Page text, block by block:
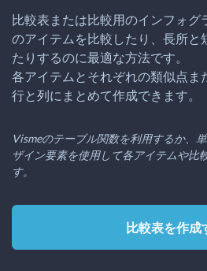
比較表または比較用のインフォグ
のアイテムを比較したり、長所と
たりするのに最適な方法です。
各アイテムとそれぞれの類似点ま
行と列にまとめて作成できます。
Vismeのテーブル関数を利用するか、
ザイン要素を使用して各アイテムや比
す。
比較表を作成